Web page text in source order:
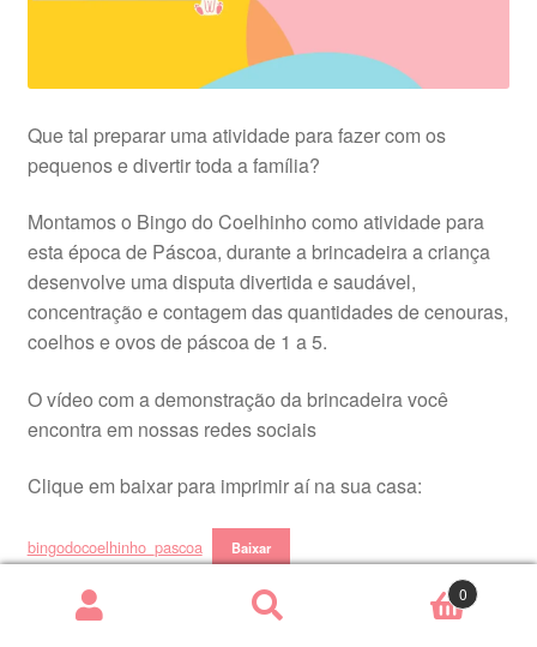
Que tal preparar uma atividade para fazer com os
pequenos e divertir toda a família?
Montamos o Bingo do Coelhinho como atividade para
esta época de Páscoa, durante a brincadeira a criança
desenvolve uma disputa divertida e saudável,
concentração e contagem das quantidades de cenouras,
coelhos e ovos de páscoa de 1 a 5.
O vídeo com a demonstração da brincadeira você
encontra em nossas redes sociais
Clique em baixar para imprimir aí na sua casa:
bingodocoelhinho_pascoa Baixar
Uma ótima dica para fazer no almoço de Páscoa com
Pesquisar
0